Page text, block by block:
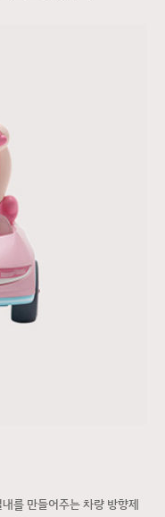
를 만들어주는 차량 방향제